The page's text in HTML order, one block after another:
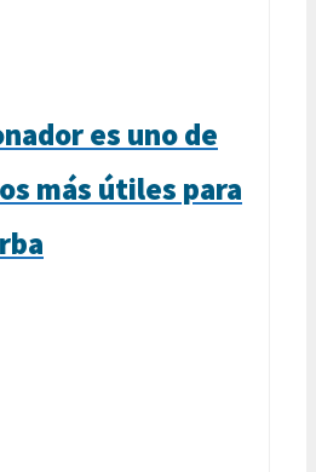
es uno de
más útiles para